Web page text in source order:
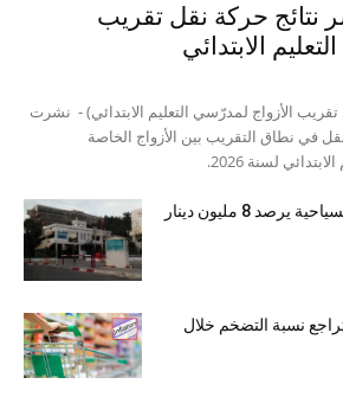
نتائج حركة نقل تقريب
الابتدائي
الأزواج لمدرّسي التعليم الابتدائي) - نشرت
في نطاق التقريب بين الأزواج الخاصة
لسنة 2026.
صندوق حماية المناطق السياحية يرصد 8 مليون دينار
نسبة التضخم خلال